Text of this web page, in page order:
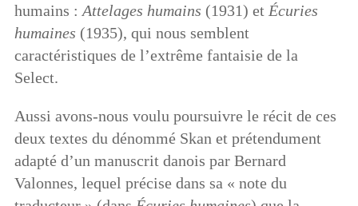
humains : Attelages humains (1931) et Écuries
humaines (1935), qui nous semblent
caractéristiques de l’extrême fantaisie de la
Select.
Aussi avons-nous voulu poursuivre le récit de ces
deux textes du dénommé Skan et prétendument
adapté d’un manuscrit danois par Bernard
Valonnes, lequel précise dans sa « note du